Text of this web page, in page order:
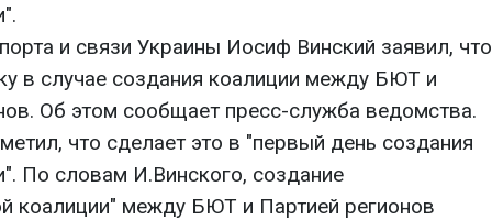
и связи Украины Иосиф Винский заявил, что
в случае создания коалиции между БЮТ и
Об этом сообщает пресс-служба ведомства.
что сделает это в "первый день создания
По словам И.Винского, создание
коалиции" между БЮТ и Партией регионов